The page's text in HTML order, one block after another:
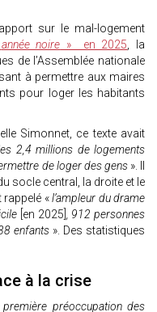
sur le mal-logement
année noire » en 2025, la
de l’Assemblée nationale
à permettre aux maires
pour loger les habitants
Simonnet, ce texte avait
2,4 millions de logements
de loger des gens». Il
socle central, la droite et le
rappelé «l’ampleur du drame
[en 2025] , 912 personnes
enfants ». Des statistiques
à la crise
préoccupation des